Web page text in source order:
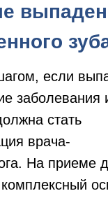
если
заболевания
стать
врача-
На приеме